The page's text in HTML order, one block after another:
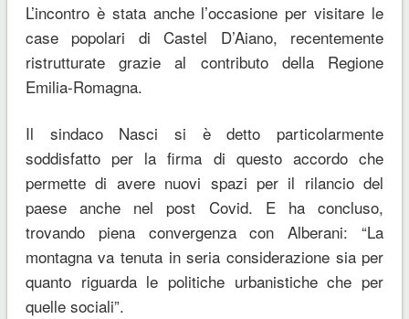
L’incontro è stata anche l’occasione per visitare le
case popolari di Castel D’Aiano, recentemente
ristrutturate grazie al contributo della Regione
Emilia-Romagna.
Il sindaco Nasci si è detto particolarmente
soddisfatto per la firma di questo accordo che
permette di avere nuovi spazi per il rilancio del
paese anche nel post Covid. E ha concluso,
trovando piena convergenza con Alberani: “La
montagna va tenuta in seria considerazione sia per
quanto riguarda le politiche urbanistiche che per
quelle sociali”.